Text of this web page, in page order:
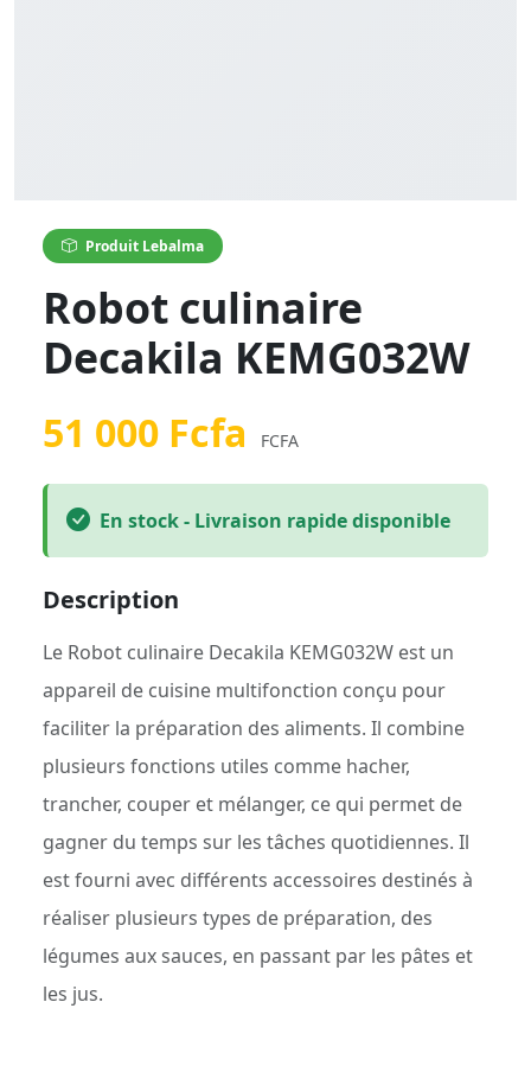
Produit Lebalma
Robot culinaire
Decakila KEMG032W
51 000 Fcfa FCFA
En stock - Livraison rapide disponible
Description
Le Robot culinaire Decakila KEMG032W est un
appareil de cuisine multifonction conçu pour
faciliter la préparation des aliments. Il combine
plusieurs fonctions utiles comme hacher,
trancher, couper et mélanger, ce qui permet de
gagner du temps sur les tâches quotidiennes. Il
est fourni avec différents accessoires destinés à
réaliser plusieurs types de préparation, des
légumes aux sauces, en passant par les pâtes et
les jus.